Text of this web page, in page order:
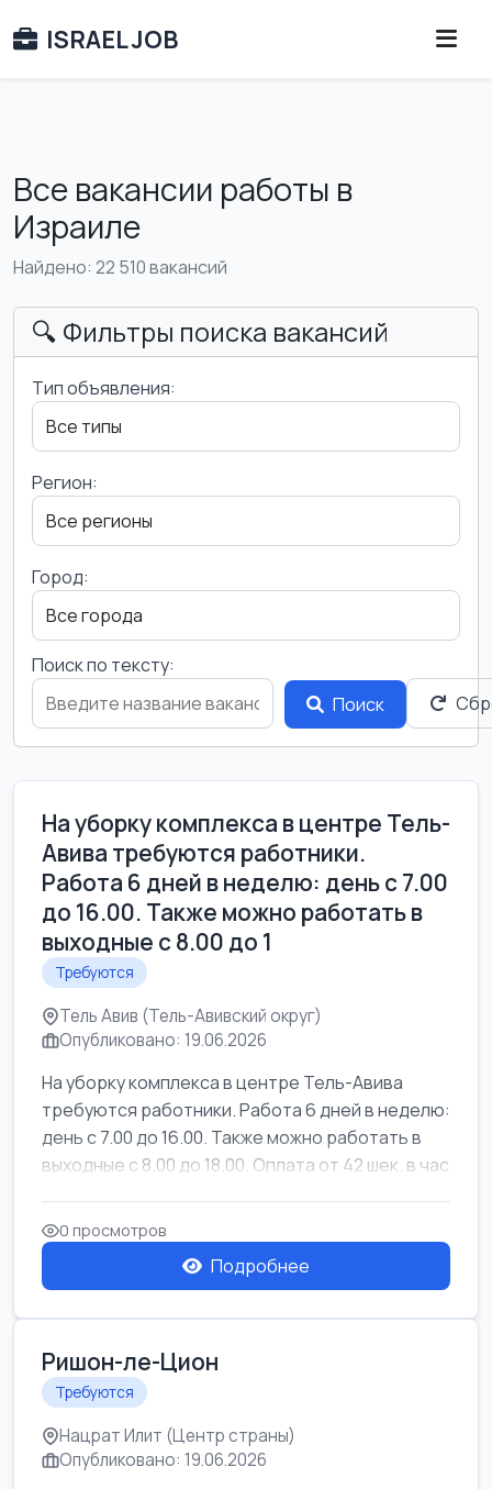
ISRAEL JOB
Все вакансии работы в
Израиле
Найдено: 22 510 вакансий
🔍 Фильтры поиска вакансий
Тип объявления:
Регион:
Город:
Поиск по тексту:
Поиск
На уборку комплекса в центре Тель-
Авива требуются работники.
Работа 6 дней в неделю: день с 7.00
до 16.00. Также можно работать в
выходные с 8.00 до 1
Требуются
Тель Авив (Тель-Авивский округ)
Опубликовано: 19.06.2026
На уборку комплекса в центре Тель-Авива
требуются работники. Работа 6 дней в неделю:
день с 7.00 до 16.00. Также можно работать в
выходные с 8.00 до 18.00. Оплата от 42 шек. в час
0 просмотров
Подробнее
Ришон-ле-Цион
Требуются
Нацрат Илит (Центр страны)
Опубликовано: 19.06.2026